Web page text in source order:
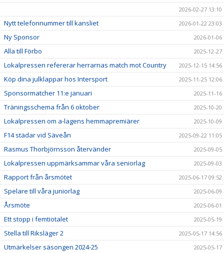
2026-02-27 13:10
Nytt telefonnummer till kansliet 2026-01-22 23:03
Ny Sponsor 2026-01-06
Alla till Förbo 2025-12-27
Lokalpressen refererar herrarnas match mot Country 2025-12-15 14:56
Köp dina julklappar hos Intersport 2025-11-25 12:06
Sponsormatcher 11:e januari 2025-11-16
Träningsschema från 6 oktober 2025-10-20
Lokalpressen om a-lagens hemmapremiärer 2025-10-09
F14 städar vid Säveån 2025-09-22 11:05
Rasmus Thorbjörnsson återvänder 2025-09-05
Lokalpressen uppmärksammar våra seniorlag 2025-09-03
Rapport från årsmötet 2025-06-17 09:52
Spelare till våra juniorlag 2025-06-09
Årsmöte 2025-06-01
Ett stopp i femtiotalet 2025-05-19
Stella till Riksläger 2 2025-05-17 14:56
Utmärkelser säsongen 2024-25 2025-05-17